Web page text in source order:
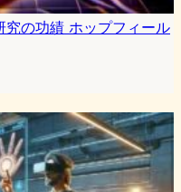
の功績 ホップフィール